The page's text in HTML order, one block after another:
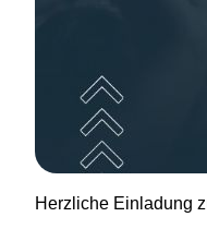
Herzliche Einladung